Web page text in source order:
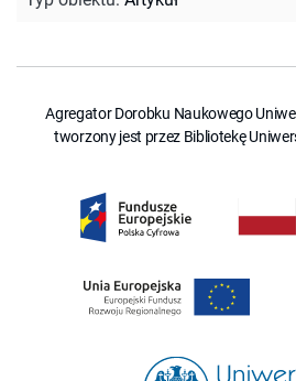
Agregator Dorobku Naukowego
tworzony jest przez Bibliotekę